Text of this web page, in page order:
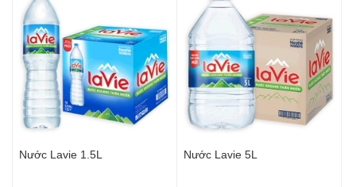
Nước Lavie 1.5L Nước Lavie 5L